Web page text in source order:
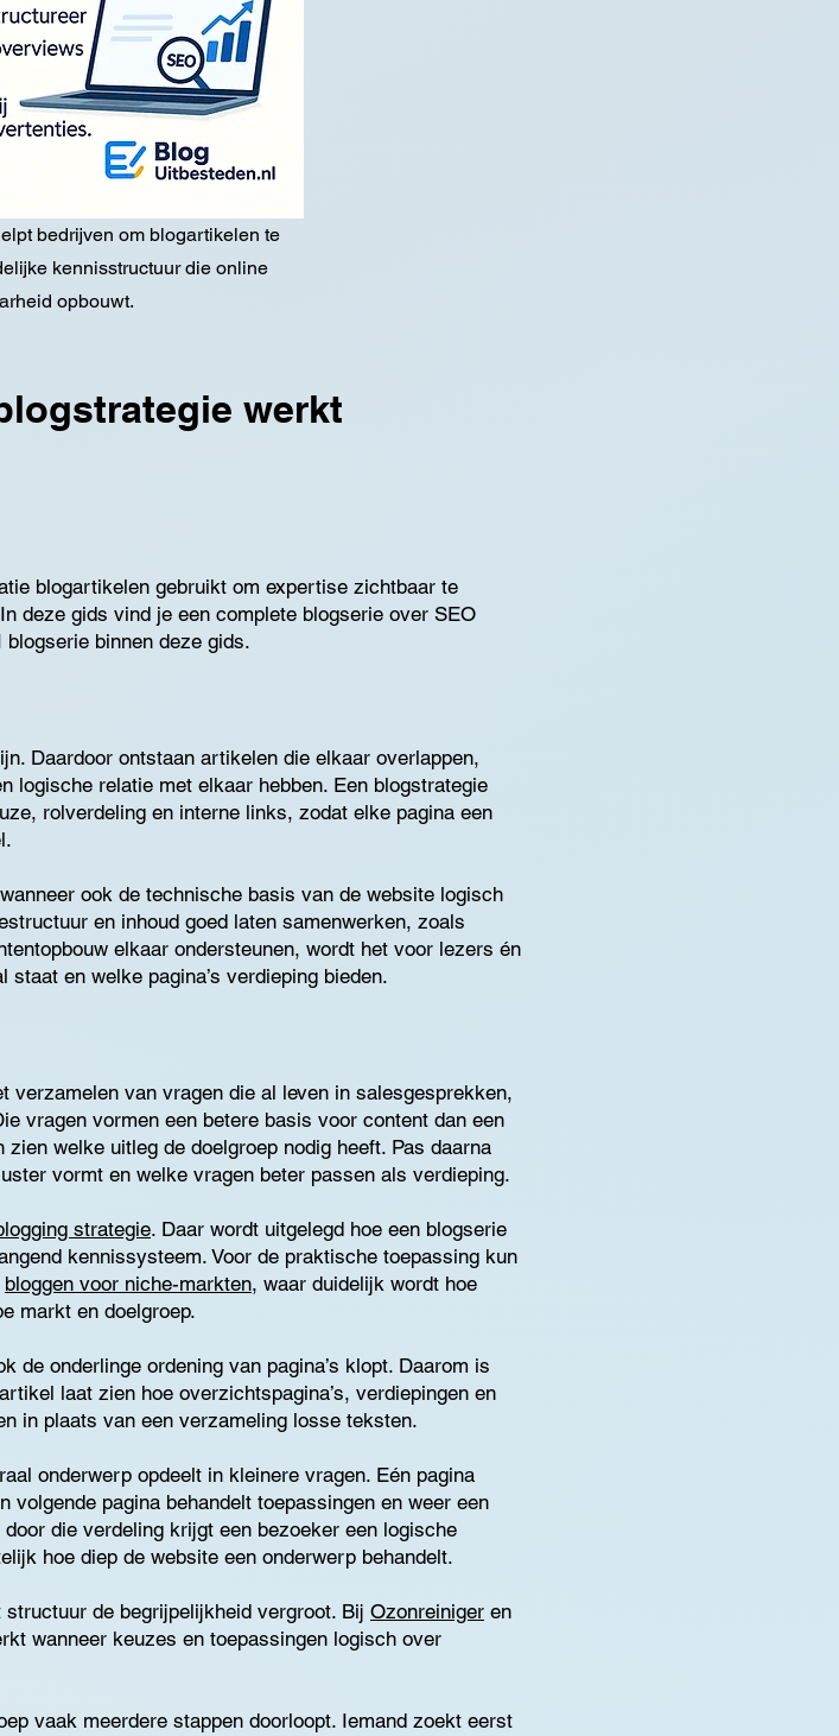
bedrijven om blogartikelen te
kennisstructuur die online
opbouwt.
werkt
blogartikelen gebruikt om expertise zichtbaar te
deze gids vind je een complete blogserie over SEO
binnen deze gids.
Daardoor ontstaan artikelen die elkaar overlappen,
logische relatie met elkaar hebben. Een blogstrategie
rolverdeling en interne links, zodat elke pagina een
ook de technische basis van de website logisch
en inhoud goed laten samenwerken, zoals
elkaar ondersteunen, wordt het voor lezers én
en welke pagina’s verdieping bieden.
van vragen die al leven in salesgesprekken,
vragen vormen een betere basis voor content dan een
welke uitleg de doelgroep nodig heeft. Pas daarna
vormt en welke vragen beter passen als verdieping.
strategie. Daar wordt uitgelegd hoe een blogserie
kennissysteem. Voor de praktische toepassing kun
bloggen voor niche-markten, waar duidelijk wordt hoe
markt en doelgroep.
de onderlinge ordening van pagina’s klopt. Daarom is
laat zien hoe overzichtspagina’s, verdiepingen en
in plaats van een verzameling losse teksten.
onderwerp opdeelt in kleinere vragen. Eén pagina
pagina behandelt toepassingen en weer een
die verdeling krijgt een bezoeker een logische
hoe diep de website een onderwerp behandelt.
de begrijpelijkheid vergroot. Bij Ozonreiniger en
wanneer keuzes en toepassingen logisch over
vaak meerdere stappen doorloopt. Iemand zoekt eerst